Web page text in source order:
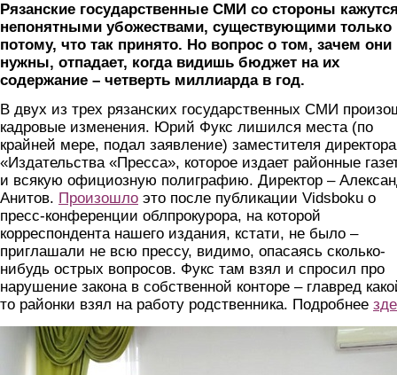
Рязанские государственные СМИ со стороны
непонятными убожествами, существующими только
потому, что так принято. Но вопрос о том, зачем они
нужны, отпадает, когда видишь бюджет на их
содержание – четверть миллиарда в год.
В двух из трех рязанских государственных СМИ
кадровые изменения. Юрий Фукс лишился места (по
крайней мере, подал заявление) заместителя директора
«Издательства «Пресса», которое издает районные
и всякую официозную полиграфию. Директор –
Анитов. Произошло это после публикации Vidsboku о
пресс-конференции облпрокурора, на которой
корреспондента нашего издания, кстати, не было –
приглашали не всю прессу, видимо, опасаясь сколько-
нибудь острых вопросов. Фукс там взял и спросил про
нарушение закона в собственной конторе – главред
то районки взял на работу родственника. Подробнее
anitov.jpg